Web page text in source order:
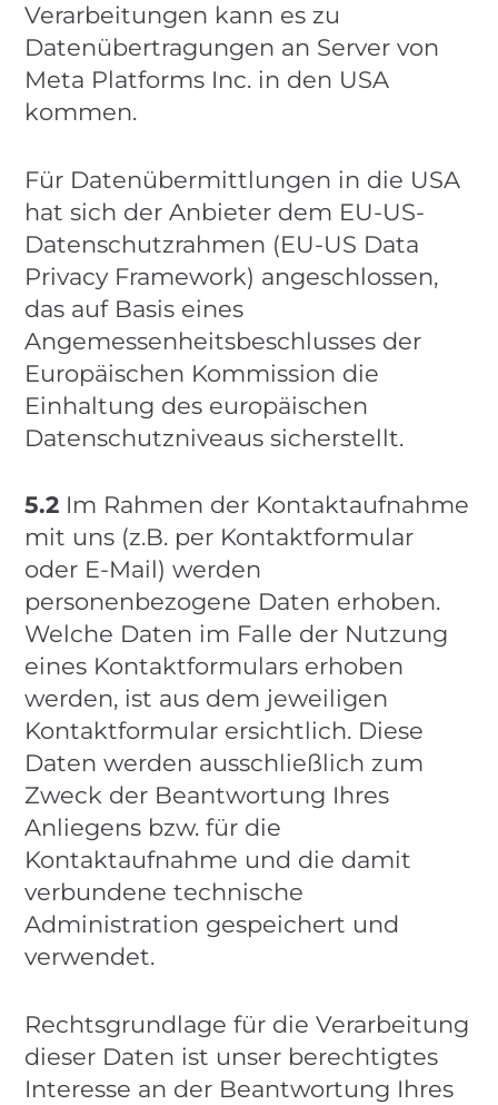
Verarbeitungen kann es zu
Datenübertragungen an Server von
Meta Platforms Inc. in den USA
kommen.
Für Datenübermittlungen in die USA
hat sich der Anbieter dem EU-US-
Datenschutzrahmen (EU-US Data
Privacy Framework) angeschlossen,
das auf Basis eines
Angemessenheitsbeschlusses der
Europäischen Kommission die
Einhaltung des europäischen
Datenschutzniveaus sicherstellt.
5.2 Im Rahmen der Kontaktaufnahme
mit uns (z.B. per Kontaktformular
oder E-Mail) werden
personenbezogene Daten erhoben.
Welche Daten im Falle der Nutzung
eines Kontaktformulars erhoben
werden, ist aus dem jeweiligen
Kontaktformular ersichtlich. Diese
Daten werden ausschließlich zum
Zweck der Beantwortung Ihres
Anliegens bzw. für die
Kontaktaufnahme und die damit
verbundene technische
Administration gespeichert und
verwendet.
Rechtsgrundlage für die Verarbeitung
dieser Daten ist unser berechtigtes
Interesse an der Beantwortung Ihres